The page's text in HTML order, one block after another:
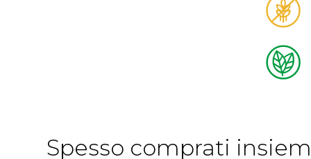
Spesso comprati